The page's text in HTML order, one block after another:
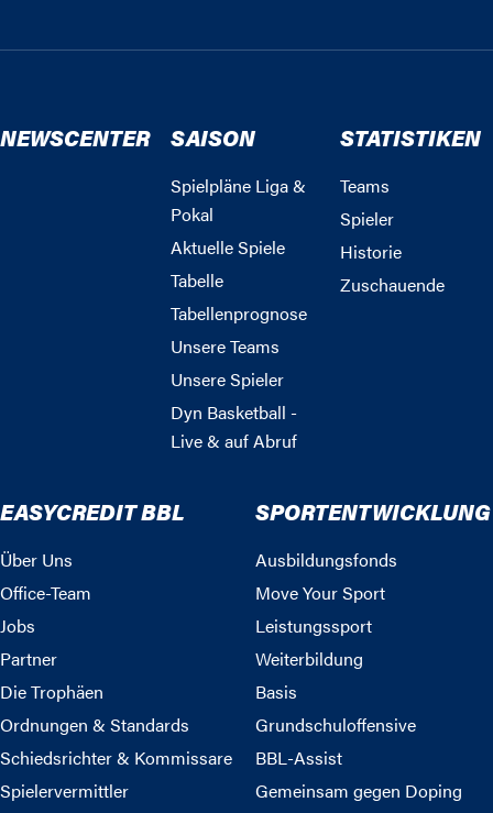
NEWSCENTER SAISON
Spielpläne Liga &
Pokal
Aktuelle Spiele
Tabelle
Tabellenprognose
Unsere Teams
Unsere Spieler
Dyn Basketball -
Live & auf Abruf
STATISTIKEN
Teams
Spieler
Historie
Zuschauende
EASYCREDIT BBL
Über Uns
Office-Team
Jobs
Partner
Die Trophäen
Ordnungen & Standards
Schiedsrichter & Kommissare
Spielervermittler
SPORTENTWICKLUNG
Ausbildungsfonds
Move Your Sport
Leistungssport
Weiterbildung
Basis
Grundschuloffensive
BBL-Assist
Gemeinsam gegen Doping